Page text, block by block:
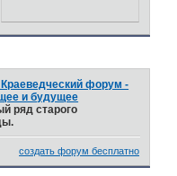
форум -
и будущее
ряд старого
создать форум бесплатно